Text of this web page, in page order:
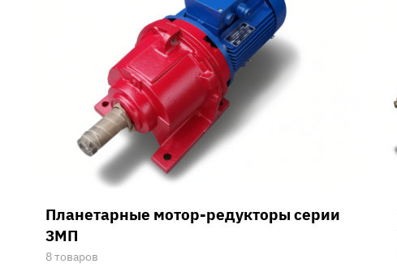
Планетарные мотор-редукторы серии
3МП
8 товаров